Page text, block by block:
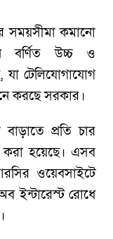
সময়সীমা কমানো
বর্ণিত উচ্চ ও
যা টেলিযোগাযোগ
করছে সরকার।
প্রতি চার
হয়েছে। এসব
ওয়েবসাইটে
ইন্টারেস্ট রোধে